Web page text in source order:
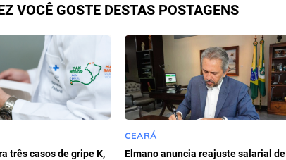
VOCÊ GOSTE DESTAS POSTAGENS
três casos de gripe K,
CEARÁ
Elmano anuncia reajuste salarial de